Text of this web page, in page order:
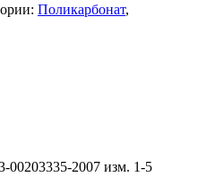
Поликарбонат,
00203335-2007 изм. 1-5